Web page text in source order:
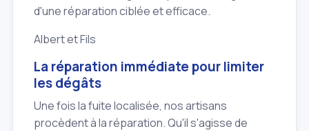
d'une réparation ciblée et efficace.
Albert et Fils
La réparation immédiate pour limiter
les dégâts
Une fois la fuite localisée, nos artisans
procèdent à la réparation. Qu'il s'agisse de